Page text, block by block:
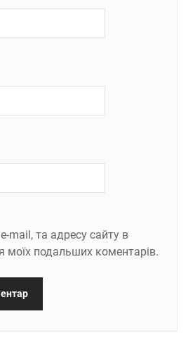
mail, та адресу сайту в
моїх подальших коментарів.